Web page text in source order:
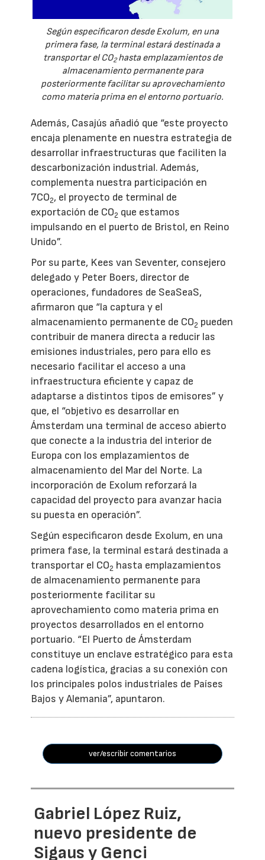
Según especificaron desde Exolum, en una
primera fase, la terminal estará destinada a
transportar el CO2hasta emplazamientos de
almacenamiento permanente para
posteriormente facilitar su aprovechamiento
como materia prima en el entorno portuario.
Además, Casajús añadió que “este proyecto
encaja plenamente en nuestra estrategia de
desarrollar infraestructuras que faciliten la
descarbonización industrial. Además,
complementa nuestra participación en
7CO2, el proyecto de terminal de
exportación de CO2 que estamos
impulsando en el puerto de Bristol, en Reino
Unido”.
Por su parte, Kees van Seventer, consejero
delegado y Peter Boers, director de
operaciones, fundadores de SeaSeaS,
afirmaron que “la captura y el
almacenamiento permanente de CO2 pueden
contribuir de manera directa a reducir las
emisiones industriales, pero para ello es
necesario facilitar el acceso a una
infraestructura eficiente y capaz de
adaptarse a distintos tipos de emisores” y
que, el “objetivo es desarrollar en
Ámsterdam una terminal de acceso abierto
que conecte a la industria del interior de
Europa con los emplazamientos de
almacenamiento del Mar del Norte. La
incorporación de Exolum reforzará la
capacidad del proyecto para avanzar hacia
su puesta en operación”.
Según especificaron desde Exolum, en una
primera fase, la terminal estará destinada a
transportar el CO2 hasta emplazamientos
de almacenamiento permanente para
posteriormente facilitar su
aprovechamiento como materia prima en
proyectos desarrollados en el entorno
portuario. “El Puerto de Ámsterdam
constituye un enclave estratégico para esta
cadena logística, gracias a su conexión con
los principales polos industriales de Países
Bajos y Alemania”, apuntaron.
ver/escribir comentarios
Gabriel López Ruiz,
nuevo presidente de
Sigaus y Genci